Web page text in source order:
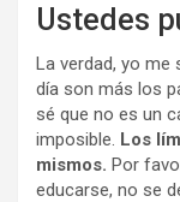
Ustedes
La verdad, yo
día son más los
sé que no es un
imposible. Los
mismos. Por
educarse, no se